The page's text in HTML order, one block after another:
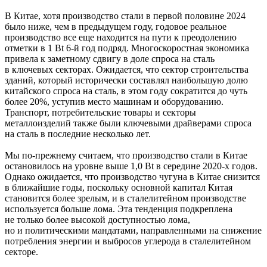
В Китае, хотя производство стали в первой половине 2024
было ниже, чем в предыдущем году, годовое реальное
производство все еще находится на пути к преодолению
отметки в 1 Bt 6-й год подряд. Многоскоростная экономика
привела к заметному сдвигу в доле спроса на сталь
в ключевых секторах. Ожидается, что сектор строительства
зданий, который исторически составлял наибольшую долю
китайского спроса на сталь, в этом году сократится до чуть
более 20%, уступив место машинам и оборудованию.
Транспорт, потребительские товары и секторы
металлоизделий также были ключевыми драйверами спроса
на сталь в последние несколько лет.
Мы по-прежнему считаем, что производство стали в Китае
остановилось на уровне выше 1,0 Bt в середине 2020-х годов.
Однако ожидается, что производство чугуна в Китае снизится
в ближайшие годы, поскольку основной капитал Китая
становится более зрелым, и в сталелитейном производстве
используется больше лома. Эта тенденция подкреплена
не только более высокой доступностью лома,
но и политическими мандатами, направленными на снижение
потребления энергии и выбросов углерода в сталелитейном
секторе.